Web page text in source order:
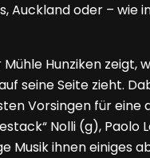
Auckland oder – wie
Hunziken
seine Seite zieht.
Vorsingen für
Nolli (g), Paolo
Musik ihnen einiges